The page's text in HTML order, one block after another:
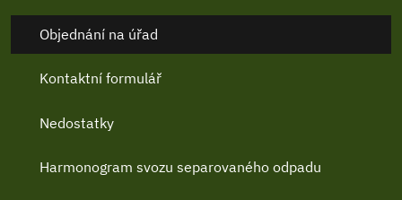
Objednání na úřad
Kontaktní formulář
Nedostatky
Harmonogram svozu separovaného odpadu